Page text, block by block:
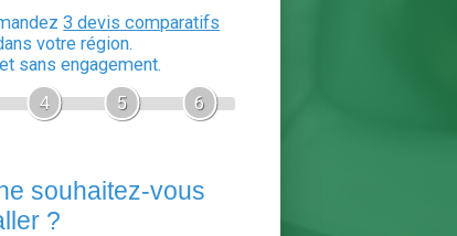
recharge
En 5 minutes, demandez
auxelectriciensdans votre région.
Gratuit, sans pub et sans engagement.